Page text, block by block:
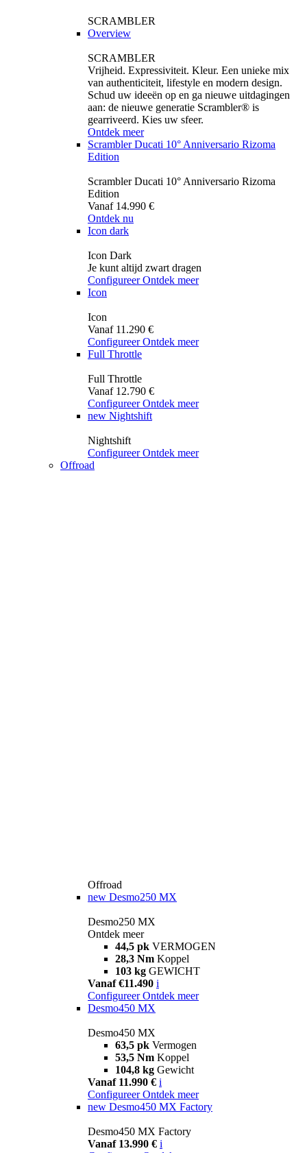
SCRAMBLER
Overview
SCRAMBLER
Vrijheid. Expressiviteit. Kleur. Een unieke mix
van authenticiteit, lifestyle en modern design.
Schud uw ideeën op en ga nieuwe uitdagingen
aan: de nieuwe generatie Scrambler® is
gearriveerd. Kies uw sfeer.
Ontdek meer
Scrambler Ducati 10° Anniversario Rizoma
Edition
Scrambler Ducati 10° Anniversario Rizoma
Edition
Vanaf 14.990 €
Ontdek nu
Icon dark
Icon Dark
Je kunt altijd zwart dragen
Configureer Ontdek meer
Icon
Icon
Vanaf 11.290 €
Configureer Ontdek meer
Full Throttle
Full Throttle
Vanaf 12.790 €
Configureer Ontdek meer
new Nightshift
Nightshift
Configureer Ontdek meer
Offroad
Offroad
new Desmo250 MX
Desmo250 MX
Ontdek meer
44,5 pk VERMOGEN
28,3 Nm Koppel
103 kg GEWICHT
Vanaf €11.490 i
Configureer Ontdek meer
Desmo450 MX
Desmo450 MX
63,5 pk Vermogen
53,5 Nm Koppel
104,8 kg Gewicht
Vanaf 11.990 € i
Configureer Ontdek meer
new Desmo450 MX Factory
Desmo450 MX Factory
Vanaf 13.990 € i